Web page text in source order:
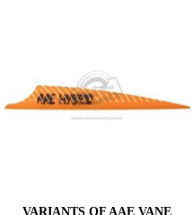
VARIANTS OF AAE VANE